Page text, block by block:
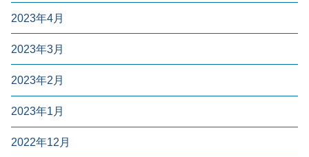
2023年4月
2023年3月
2023年2月
2023年1月
2022年12月